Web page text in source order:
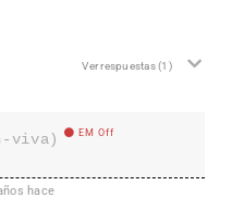
Ver respuestas(1)
viva) EM Off
hace